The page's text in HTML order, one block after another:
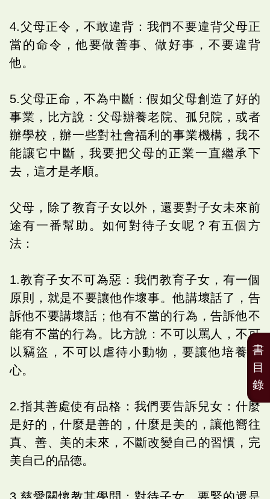
4.父母正令，不敢違背：我們不要違背父母正
當的命令，他要做善事、做好事，不要違背
他。
5.父母正命，不為中斷：假如父母創造了好的
事業，比方說：父母辦養老院、孤兒院，或者
辦學校，辦一些對社會福利的事業機構，我不
能讓它中斷，我要把父母的正業一直繼承下
去，這才是孝順。
父母，除了教育子女以外，還要對子女未來前
途有一番幫助。如何對待子女呢？有五個方
法：
1.教育子女不可為惡：我們教育子女，有一個
原則，就是不要讓他作壞事。他講壞話了，告
訴他不要講壞話；他有不當的行為，告訴他不
能有不當的行為。比方說：不可以罵人，不可
以竊盜，不可以虐待小動物，要讓他培養愛
心。
2.指其善處使有品格：我們要告訴兒女：什麼
是好的，什麼是善的，什麼是美的，讓他嚮往
真、善、美的未來，不斷改變自己的習慣，完
美自己的品德。
書
目
錄